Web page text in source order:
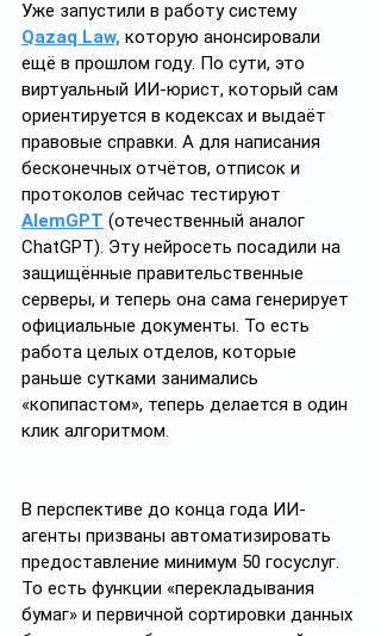
Уже запустили в работу систему
Qazaq Law, которую анонсировали
ещё в прошлом году. По сути, это
виртуальный ИИ-юрист, который сам
ориентируется в кодексах и выдаёт
правовые справки. А для написания
бесконечных отчётов, отписок и
протоколов сейчас тестируют
AlemGPT (отечественный аналог
ChatGPT). Эту нейросеть посадили на
защищённые правительственные
серверы, и теперь она сама генерирует
официальные документы. То есть
работа целых отделов, которые
раньше сутками занимались
«копипастом», теперь делается в один
клик алгоритмом.
В перспективе до конца года ИИ-
агенты призваны автоматизировать
предоставление минимум 50 госуслуг.
То есть функции «перекладывания
бумаг» и первичной сортировки данных